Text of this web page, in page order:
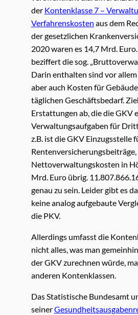
der Kontenklasse 7 –
Verfahrenskosten aus dem
der gesetzlichen
2020 waren es 14,7 Mrd.
beziffert die sog.
Darin enthalten sind vor
aber auch Kosten für
täglichen Geschäftsbedarf.
Erstattungen ab, die die GKV
Verwaltungsaufgaben für
z.B. ist die GKV Einzugsstelle
Nettoverwaltungskosten in
Mrd. Euro übrig.
genau zu sein. Leider gibt es
keine analog aufgebaute
die PKV.
Allerdings umfasst die
nicht alles, was man
der GKV zurechnen würde,
anderen Kontenklassen.
Das Statistische Bundesamt
seiner